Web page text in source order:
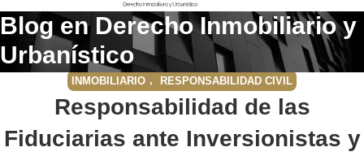
Blog en Derecho Inmobiliario y
Urbanístico
INMOBILIARIO , RESPONSABILIDAD CIVIL
Responsabilidad de las
Fiduciarias ante Inversionistas y